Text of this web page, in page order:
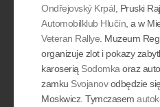
Ondřejovský Krpál, Pruski
Automobilklub Hlučín , a w
Veteran Rallye . Muzeum
organizuje zlot i pokazy
karoserią Sodomka oraz
zamku Svojanovodbędzie
Moskwicz. Tymczasem